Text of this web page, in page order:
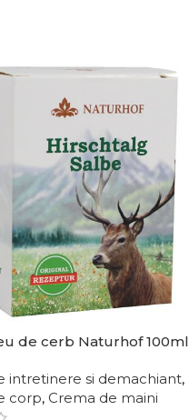
de cerb Naturhof 100ml
intretinere si demachiant,
corp, Crema de maini